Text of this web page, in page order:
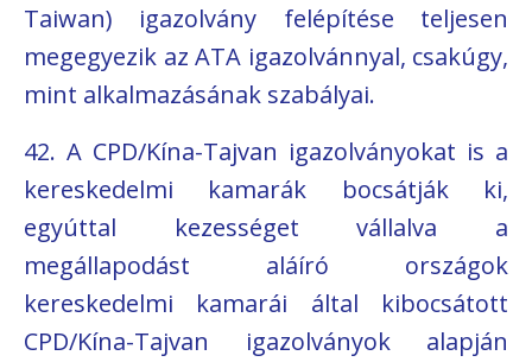
Taiwan) igazolvány felépítése teljesen
megegyezik az ATA igazolvánnyal, csakúgy,
mint alkalmazásának szabályai.
42. A CPD/Kína-Tajvan igazolványokat is a
kereskedelmi kamarák bocsátják ki,
egyúttal kezességet vállalva a
megállapodást aláíró országok
kereskedelmi kamarái által kibocsátott
CPD/Kína-Tajvan igazolványok alapján